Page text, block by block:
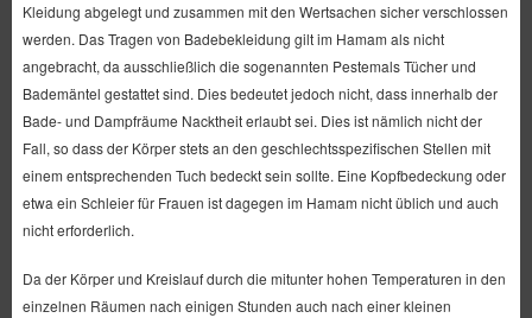
Kleidung abgelegt und zusammen mit den Wertsachen sicher verschlossen
werden. Das Tragen von Badebekleidung gilt im Hamam als nicht
angebracht, da ausschließlich die sogenannten Pestemals Tücher und
Bademäntel gestattet sind. Dies bedeutet jedoch nicht, dass innerhalb der
Bade- und Dampfräume Nacktheit erlaubt sei. Dies ist nämlich nicht der
Fall, so dass der Körper stets an den geschlechtsspezifischen Stellen mit
einem entsprechenden Tuch bedeckt sein sollte. Eine Kopfbedeckung oder
etwa ein Schleier für Frauen ist dagegen im Hamam nicht üblich und auch
nicht erforderlich.
Da der Körper und Kreislauf durch die mitunter hohen Temperaturen in den
einzelnen Räumen nach einigen Stunden auch nach einer kleinen